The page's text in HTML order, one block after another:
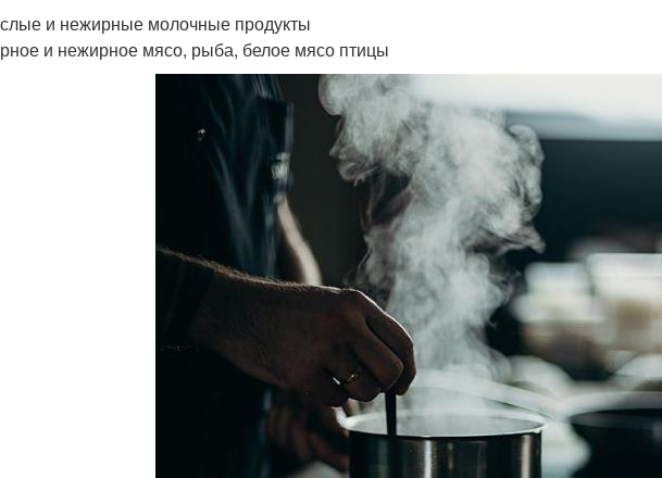
и нежирные молочные продукты
и нежирное мясо, рыба, белое мясо птицы